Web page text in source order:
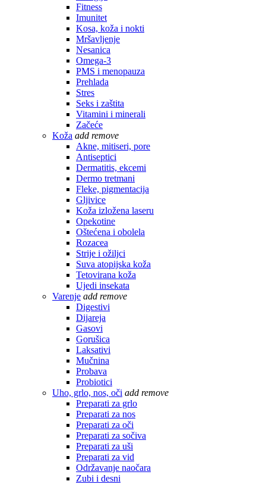
Fitness
Imunitet
Kosa, koža i nokti
Mršavljenje
Nesanica
Omega-3
PMS i menopauza
Prehlada
Stres
Seks i zaštita
Vitamini i minerali
Začeće
Koža add remove
Akne, mitiseri, pore
Antiseptici
Dermatitis, ekcemi
Dermo tretmani
Fleke, pigmentacija
Gljivice
Koža izložena laseru
Opekotine
Oštećena i obolela
Rozacea
Strije i ožiljci
Suva atopijska koža
Tetovirana koža
Ujedi insekata
Varenje add remove
Digestivi
Dijareja
Gasovi
Gorušica
Laksativi
Mučnina
Probava
Probiotici
Uho, grlo, nos, oči add remove
Preparati za grlo
Preparati za nos
Preparati za oči
Preparati za sočiva
Preparati za uši
Preparati za vid
Održavanje naočara
Zubi i desni